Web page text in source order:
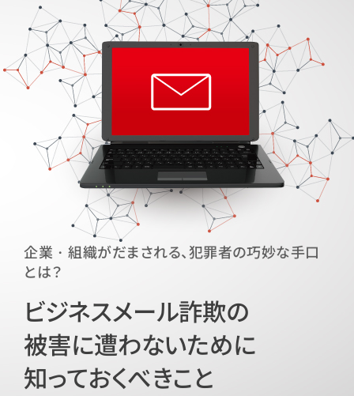
企業・組織がだまされる、犯罪者の巧妙な手口
とは？
ビジネスメール詐欺の
被害に遭わないために
知っておくべきこと